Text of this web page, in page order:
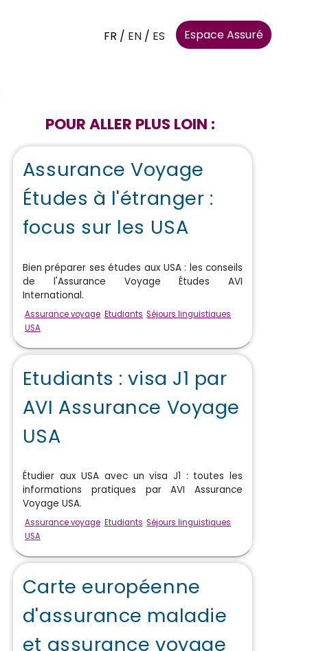
FR / EN / ES Espace Assuré
POUR ALLER PLUS LOIN :
Assurance Voyage
Études à l'étranger :
focus sur les USA
Bien préparer ses études aux USA : les conseils
de l'Assurance Voyage Études AVI
International.
Assurance voyage Etudiants Séjours linguistiques
USA
Etudiants : visa J1 par
AVI Assurance Voyage
USA
Étudier aux USA avec un visa J1 : toutes les
informations pratiques par AVI Assurance
Voyage USA.
Assurance voyage Etudiants Séjours linguistiques
USA
Carte européenne
d'assurance maladie
et assurance voyage